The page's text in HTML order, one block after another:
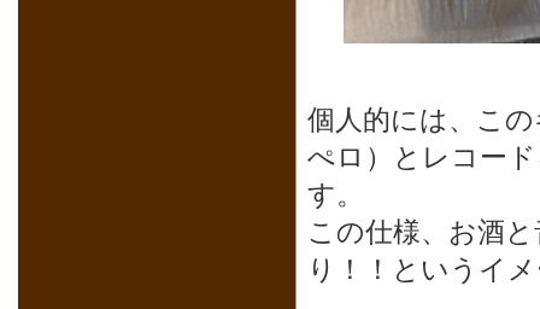
個人的には、こ
ぺロ）とレコー
す。
この仕様、お酒
り！！というイ